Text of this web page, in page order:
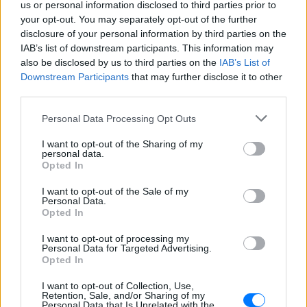
us or personal information disclosed to third parties prior to
your opt-out. You may separately opt-out of the further
disclosure of your personal information by third parties on the
IAB’s list of downstream participants. This information may
also be disclosed by us to third parties on the IAB’s List of
Downstream Participants that may further disclose it to other
Personal Data Processing Opt Outs
I want to opt-out of the Sharing of my
personal data.
Opted In
I want to opt-out of the Sale of my
Personal Data.
Opted In
I want to opt-out of processing my
Personal Data for Targeted Advertising.
Opted In
I want to opt-out of Collection, Use,
Retention, Sale, and/or Sharing of my